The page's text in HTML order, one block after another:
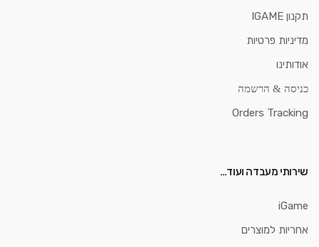
תקנון IGAME
מדיניות פרטיות
אודותינו
כניסה & הרשמה
Orders Tracking
שירותי מעבדה ועוד…
iGame
אחריות למוצרים